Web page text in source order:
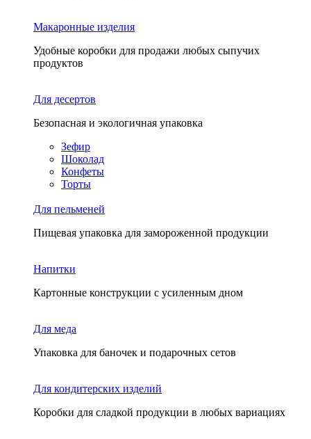
Макаронные изделия
Удобные коробки для продажи любых сыпучих
продуктов
Для десертов
Безопасная и экологичная упаковка
Зефир
Шоколад
Конфеты
Торты
Для пельменей
Пищевая упаковка для замороженной продукции
Напитки
Картонные конструкции с усиленным дном
Для меда
Упаковка для баночек и подарочных сетов
Для кондитерских изделий
Коробки для сладкой продукции в любых вариациях